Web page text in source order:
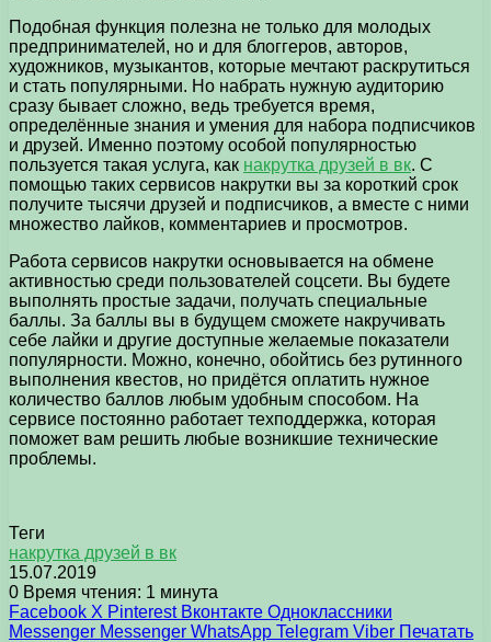
Подобная функция полезна не только для молодых
предпринимателей, но и для блоггеров, авторов,
художников, музыкантов, которые мечтают раскрутиться
и стать популярными. Но набрать нужную аудиторию
сразу бывает сложно, ведь требуется время,
определённые знания и умения для набора подписчиков
и друзей. Именно поэтому особой популярностью
пользуется такая услуга, как накрутка друзей в вк. С
помощью таких сервисов накрутки вы за короткий срок
получите тысячи друзей и подписчиков, а вместе с ними
множество лайков, комментариев и просмотров.
Работа сервисов накрутки основывается на обмене
активностью среди пользователей соцсети. Вы будете
выполнять простые задачи, получать специальные
баллы. За баллы вы в будущем сможете накручивать
себе лайки и другие доступные желаемые показатели
популярности. Можно, конечно, обойтись без рутинного
выполнения квестов, но придётся оплатить нужное
количество баллов любым удобным способом. На
сервисе постоянно работает техподдержка, которая
поможет вам решить любые возникшие технические
проблемы.
Теги
накрутка друзей в вк
15.07.2019
0 Время чтения: 1 минута
Facebook X Pinterest Вконтакте Одноклассники
Messenger Messenger WhatsApp Telegram Viber Печатать